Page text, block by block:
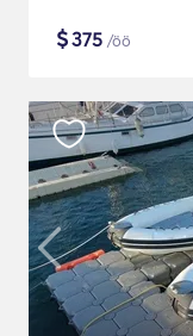
$375 /öö